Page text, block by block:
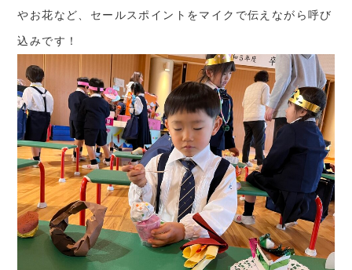
やお花など、セールスポイントをマイクで伝えながら呼び
込みです！